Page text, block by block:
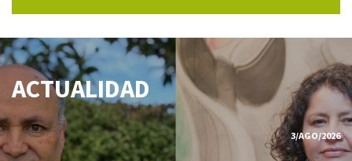
ACTUALIDAD
3/AGO/2026